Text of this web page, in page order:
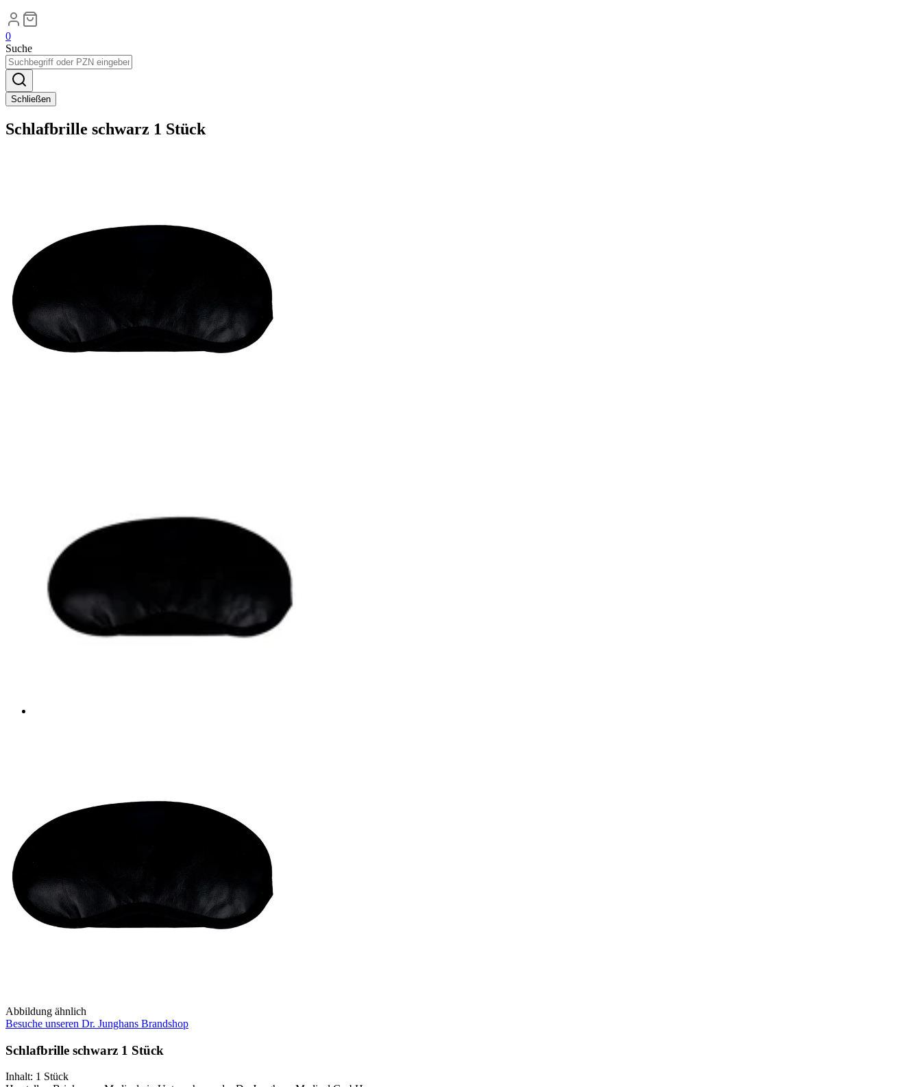
0
Suche
Schließen
Schlafbrille schwarz 1 Stück
Abbildung ähnlich
Besuche unseren Dr. Junghans Brandshop
Schlafbrille schwarz 1 Stück
Inhalt: 1 Stück